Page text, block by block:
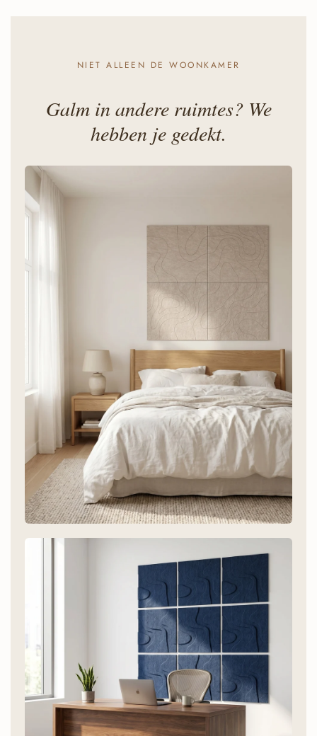
NIET ALLEEN DE WOONKAMER
Galm in andere ruimtes? We
hebben je gedekt.
Beter slapen met minder galm.